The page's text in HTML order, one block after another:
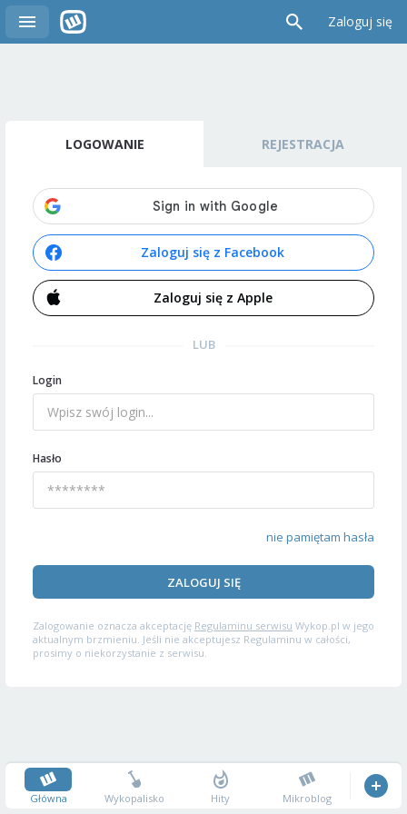
Zaloguj się
LOGOWANIE REJESTRACJA
Zaloguj się z Facebook
Zaloguj się z Apple
LUB
Login
Hasło
nie pamiętam hasła
ZALOGUJ SIĘ
Zalogowanie oznacza akceptację Regulaminu serwisu Wykop.pl w jego
aktualnym brzmieniu. Jeśli nie akceptujesz Regulaminu w całości,
prosimy o niekorzystanie z serwisu.
Główna Wykopalisko Hity Mikroblog